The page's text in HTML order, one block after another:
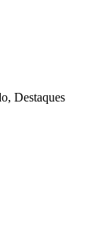
Destaques